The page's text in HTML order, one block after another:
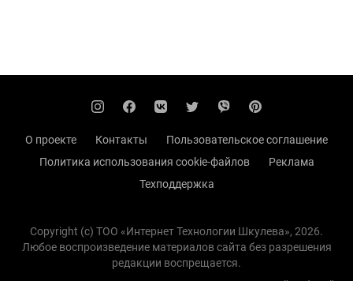
О проекте Контакты
Пользовательское соглашение
Политика использования cookie-файлов
Реклама
Техподдержка
Copyright (с) TOO «Интернет Технологии Шкулева», 2026.
Любое воспроизведение материалов сайта без разрешения
редакции воспрещается.